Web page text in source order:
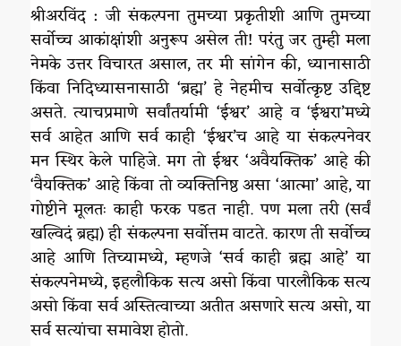
श्रीअरविंद : जी संकल्पना तुमच्या प्रकृतीशी आणि तुमच्या
सर्वोच्च आकांक्षांशी अनुरूप असेल ती! परंतु जर तुम्ही मला
नेमके उत्तर विचारत असाल, तर मी सांगेन की, ध्यानासाठी
किंवा निदिध्यासनासाठी ‘ब्रह्म’ हे नेहमीच सर्वोत्कृष्ट उद्दिष्ट
असते. त्याचप्रमाणे सर्वांतर्यामी ‘ईश्वर’ आहे व ‘ईश्वरा’मध्ये
सर्व आहेत आणि सर्व काही ‘ईश्वर’च आहे या संकल्पनेवर
मन स्थिर केले पाहिजे. मग तो ईश्वर ‘अवैयक्तिक’ आहे की
‘वैयक्तिक’ आहे किंवा तो व्यक्तिनिष्ठ असा ‘आत्मा’ आहे, या
गोष्टीने मूलतः काही फरक पडत नाही. पण मला तरी (सर्वं
खल्विदं ब्रह्म) ही संकल्पना सर्वोत्तम वाटते. कारण ती सर्वोच्च
आहे आणि तिच्यामध्ये, म्हणजे ‘सर्व काही ब्रह्म आहे’ या
संकल्पनेमध्ये, इहलौकिक सत्य असो किंवा पारलौकिक सत्य
असो किंवा सर्व अस्तित्वाच्या अतीत असणारे सत्य असो, या
सर्व सत्यांचा समावेश होतो.